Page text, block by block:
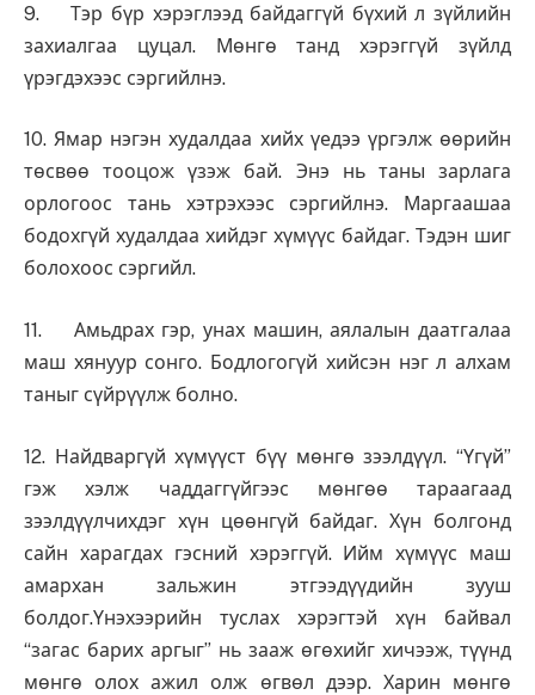
9. Тэр бүр хэрэглээд байдаггүй бүхий л зүйлийн
захиалгаа цуцал. Мөнгө танд хэрэггүй зүйлд
үрэгдэхээс сэргийлнэ.
10. Ямар нэгэн худалдаа хийх үедээ үргэлж өөрийн
төсвөө тооцож үзэж бай. Энэ нь таны зарлага
орлогоос тань хэтрэхээс сэргийлнэ. Маргаашаа
бодохгүй худалдаа хийдэг хүмүүс байдаг. Тэдэн шиг
болохоос сэргийл.
11. Амьдрах гэр, унах машин, аялалын даатгалаа
маш хянуур сонго. Бодлогогүй хийсэн нэг л алхам
таныг сүйрүүлж болно.
12. Найдваргүй хүмүүст бүү мөнгө зээлдүүл. “Үгүй”
гэж хэлж чаддаггүйгээс мөнгөө тараагаад
зээлдүүлчихдэг хүн цөөнгүй байдаг. Хүн болгонд
сайн харагдах гэсний хэрэггүй. Ийм хүмүүс маш
амархан зальжин этгээдүүдийн зууш
болдог.Үнэхээрийн туслах хэрэгтэй хүн байвал
“загас барих аргыг” нь зааж өгөхийг хичээж, түүнд
мөнгө олох ажил олж өгвөл дээр. Харин мөнгө